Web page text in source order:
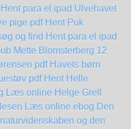
para el ipad Ulvehavet
pige pdf Hent Puk
og find Hent para el ipad
Mette Blomsterberg 12
pdf Havets børn
pdf Hent Helle
Læs online Helge Grell
Læs online ebog Den
og den